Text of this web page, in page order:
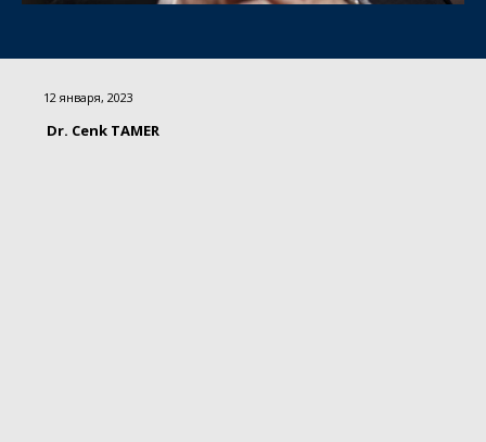
12 января, 2023
Dr. Cenk TAMER